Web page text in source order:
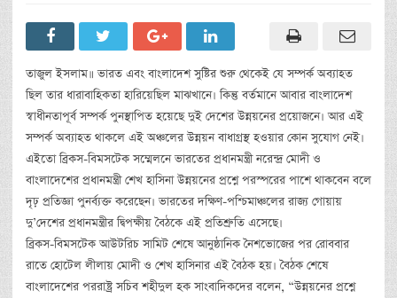
তাজুল ইসলাম॥ ভারত এবং বাংলাদেশ সুষ্টির শুরু থেকেই যে সম্পর্ক অব্যাহত
ছিল তার ধারাবাহিকতা হারিয়েছিল মাঝখানে। কিন্তু বর্তমানে আবার বাংলাদেশ
স্বাধীনতাপূর্ব সম্পর্ক পুনস্থাপিত হয়েছে দুই দেশের উন্নয়নের প্রয়োজনে। আর এই
সম্পর্ক অব্যাহত থাকলে এই অঞ্চলের উন্নয়ন বাধাগ্রস্থ হওয়ার কোন সুযোগ নেই।
এইতো ব্রিকস-বিমসটেক সম্মেলনে ভারতের প্রধানমন্ত্রী নরেন্দ্র মোদী ও
বাংলাদেশের প্রধানমন্ত্রী শেখ হাসিনা উন্নয়নের প্রশ্নে পরস্পরের পাশে থাকবেন বলে
দৃঢ় প্রতিজ্ঞা পুনর্ব্যক্ত করেছেন। ভারতের দক্ষিণ-পশ্চিমাঞ্চলের রাজ্য গোয়ায়
দু’দেশের প্রধানমন্ত্রীর দ্বিপক্ষীয় বৈঠকে এই প্রতিশ্রুতি এসেছে।
ব্রিকস-বিমসটেক আউটরিচ সামিট শেষে আনুষ্ঠানিক নৈশভোজের পর রোববার
রাতে হোটেল লীলায় মোদী ও শেখ হাসিনার এই বৈঠক হয়। বৈঠক শেষে
বাংলাদেশের পররাষ্ট্র সচিব শহীদুল হক সাংবাদিকদের বলেন, “উন্নয়নের প্রশ্নে